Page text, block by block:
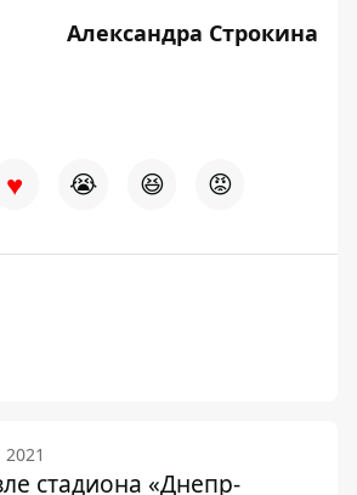
Александра Строкина
♥ 😭 😆 😡
стадиона «Днепр-